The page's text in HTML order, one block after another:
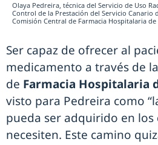
Olaya Pedreira, técnica del Servicio de Uso
Control de la Prestación del Servicio Canario
Comisión Central de Farmacia Hospitalaria de
Ser capaz de ofrecer al
medicamento a través de
de Farmacia Hospitalaria
visto para Pedreira como
pueda ser adquirido en los
necesiten. Este camino